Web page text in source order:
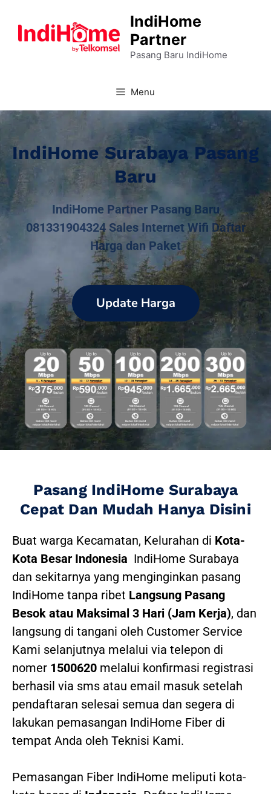
IndiHome
Partner
Pasang Baru IndiHome
Menu
IndiHome Surabaya Pasang
Baru
IndiHome Partner Pasang Baru
081331904324 Sales Internet Wifi Daftar
Harga dan Paket
Update Harga
Pasang IndiHome Surabaya
Cepat Dan Mudah Hanya Disini
Buat warga Kecamatan, Kelurahan di Kota-
Kota Besar Indonesia IndiHome Surabaya
dan sekitarnya yang menginginkan pasang
IndiHome tanpa ribet Langsung Pasang
Besok atau Maksimal 3 Hari (Jam Kerja), dan
langsung di tangani oleh Customer Service
Kami selanjutnya melalui via telepon di
nomer 1500620 melalui konfirmasi registrasi
berhasil via sms atau email masuk setelah
pendaftaran selesai semua dan segera di
lakukan pemasangan IndiHome Fiber di
tempat Anda oleh Teknisi Kami.
Pemasangan Fiber IndiHome meliputi kota-